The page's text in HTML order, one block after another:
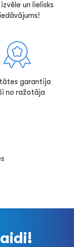
izvēle un lielisks
garantija
no ražotāja